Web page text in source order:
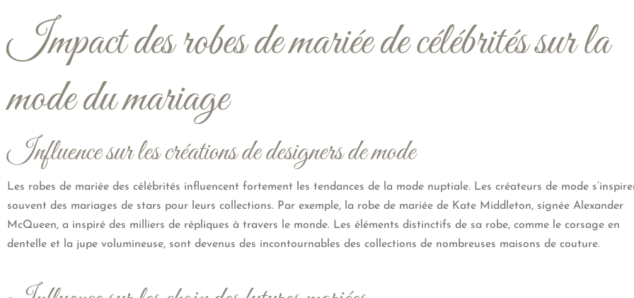
Impact des robes de mariée de célébrités sur la
mode du mariage
Influence sur les créations de designers de mode
Les robes de mariée des célébrités influencent fortement les tendances de la mode nuptiale. Les créateurs de mode
souvent des mariages de stars pour leurs collections. Par exemple, la robe de mariée de Kate Middleton, signée Alexander
McQueen, a inspiré des milliers de répliques à travers le monde. Les éléments distinctifs de sa robe, comme le corsage en
dentelle et la jupe volumineuse, sont devenus des incontournables des collections de nombreuses maisons de couture.